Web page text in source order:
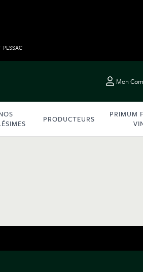
PESSAC
Mon
PRODUCTEURS
PRIMUM